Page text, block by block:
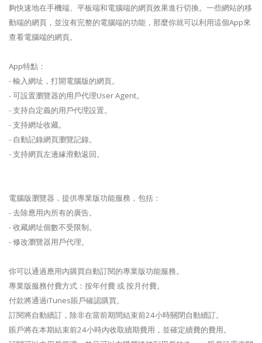
夠快速地在手機端、平板端和電腦端的網頁效果進行切換。一些網站的移
動端的網頁，並沒有完整的電腦端的功能，那麼你就可以利用這個App來
查看電腦端的網頁。
App特點：
- 輸入網址，打開電腦版的網頁。
- 可設置瀏覽器的用戶代理User Agent。
- 支持自定義的用戶代理設置。
- 支持網址收藏。
- 自動記錄網頁瀏覽記錄。
- 支持網頁左邊緣滑動返回。
電腦版瀏覽器，提供專業版功能服務，包括：
- 去除應用內所有的廣告。
- 收藏網址個數不受限制。
- 修改瀏覽器用戶代理。
你可以通過應用內購買自動訂閱的專業版功能服務。
專業版服務付費方式：按年付費 或 按月付費。
付款將通過iTunes賬戶確認購買。
訂閱將自動續訂，除非在當前期間結束前24小時關閉自動續訂。
賬戶將在本期結束前24小時內收取續期費用，並確定續費的費用。